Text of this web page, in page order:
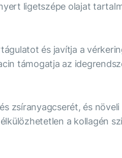
ligetszépe olajat
és javítja a
támogatja az
zsíranyagcserét, és
a kollagén